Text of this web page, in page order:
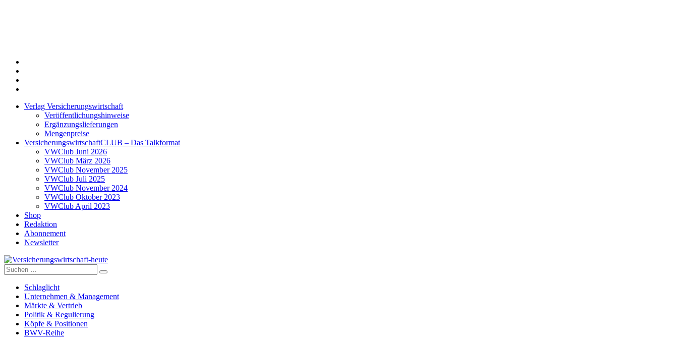
Verlag Versicherungswirtschaft
Veröffentlichungshinweise
Ergänzungslieferungen
Mengenpreise
VersicherungswirtschaftCLUB – Das Talkformat
VWClub Juni 2026
VWClub März 2026
VWClub November 2025
VWClub Juli 2025
VWClub November 2024
VWClub Oktober 2023
VWClub April 2023
Shop
Redaktion
Abonnement
Newsletter
Versicherungswirtschaft-heute
Suche
nach:
Schlaglicht
Unternehmen & Management
Märkte & Vertrieb
Politik & Regulierung
Köpfe & Positionen
BWV-Reihe